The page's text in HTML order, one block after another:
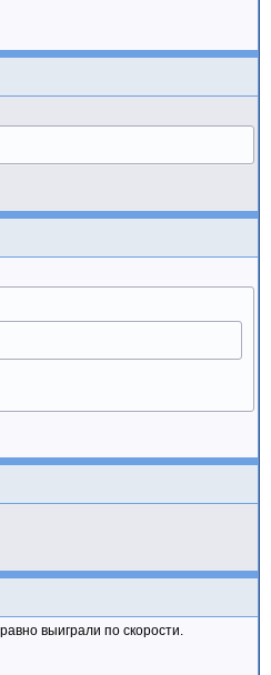
выиграли по скорости.